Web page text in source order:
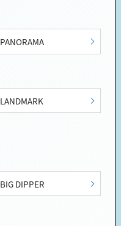
PANORAMA
LANDMARK
BIG DIPPER